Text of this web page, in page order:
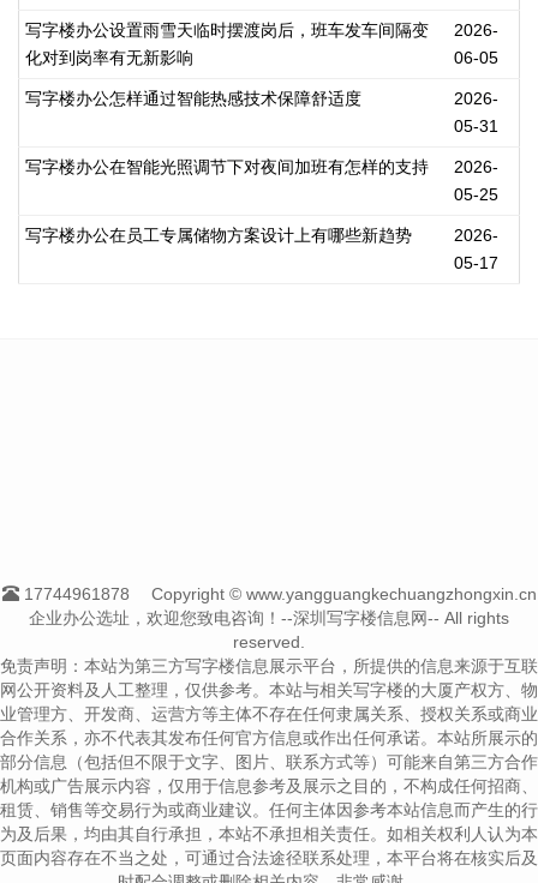
写字楼办公设置雨雪天临时摆渡岗后，班车发车间隔变
化对到岗率有无新影响
2026-
06-05
写字楼办公怎样通过智能热感技术保障舒适度
2026-
05-31
写字楼办公在智能光照调节下对夜间加班有怎样的支持
2026-
05-25
写字楼办公在员工专属储物方案设计上有哪些新趋势
2026-
05-17
17744961878
Copyright © www.yangguangkechuangzhongxin.cn
企业办公选址，欢迎您致电咨询！--深圳写字楼信息网-- All rights
reserved.
免责声明：本站为第三方写字楼信息展示平台，所提供的信息来源于互联
网公开资料及人工整理，仅供参考。本站与相关写字楼的大厦产权方、物
业管理方、开发商、运营方等主体不存在任何隶属关系、授权关系或商业
合作关系，亦不代表其发布任何官方信息或作出任何承诺。本站所展示的
部分信息（包括但不限于文字、图片、联系方式等）可能来自第三方合作
机构或广告展示内容，仅用于信息参考及展示之目的，不构成任何招商、
租赁、销售等交易行为或商业建议。任何主体因参考本站信息而产生的行
为及后果，均由其自行承担，本站不承担相关责任。如相关权利人认为本
页面内容存在不当之处，可通过合法途径联系处理，本平台将在核实后及